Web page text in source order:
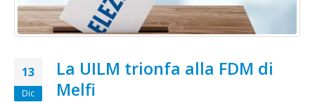
13
Dic
La UILM trionfa alla FDM di
Melfi